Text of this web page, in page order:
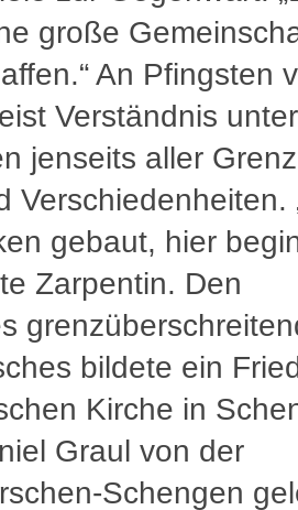
große
An Pfingsten
Verständnis unter
jenseits aller
Verschiedenheiten.
gebaut, hier
Zarpentin. Den
bildete ein
Kirche in
Graul von der
Schengen